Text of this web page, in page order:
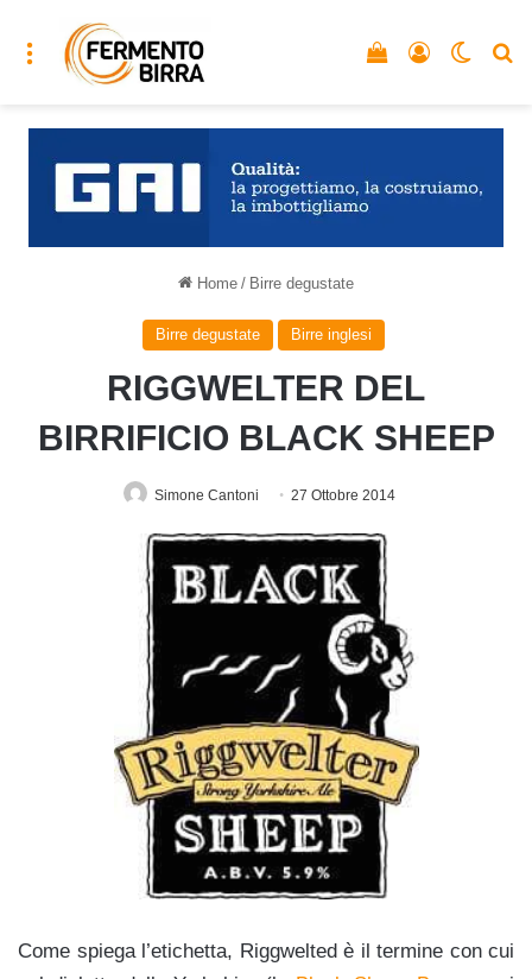
Menu Accedi
Vedi il carrello
Home / Birre degustate
Birre degustate Birre inglesi
RIGGWELTER DEL
BIRRIFICIO BLACK SHEEP
Simone Cantoni 27 Ottobre 2014
Come spiega l’etichetta, Riggwelted è il termine con cui